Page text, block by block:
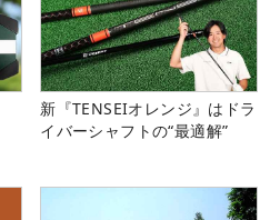
新『TENSEIオレンジ』はドラ
イバーシャフトの“最適解”